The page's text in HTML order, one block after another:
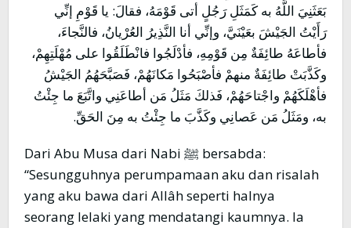
بَعَثَنِيَ اللَّهُ به كَمَثَلِ رَجُلٍ أتى قَوْمَهُ، فقالَ: يا قَوْمِ إنِّي
رَأَيْتُ الجَيْشَ بعَيْنَيَّ، وإنِّي أنا النَّذِيرُ العُرْيانُ، فالنَّجاءَ،
فأطاعَهُ طائِفَةٌ مِن قَوْمِهِ، فأدْلَجُوا فانْطَلَقُوا على مُهْلَتِهِمْ،
وكَذَّبَتْ طائِفَةٌ منهمْ فأصْبَحُوا مَكانَهُمْ، فَصَبَّحَهُمُ الجَيْشُ
فأهْلَكَهُمْ واجْتاحَهُمْ، فَذلكَ مَثَلُ مَن أطاعَنِي واتَّبَعَ ما جِئْتُ
به، ومَثَلُ مَن عَصانِي وكَذَّبَ ما جِئْتُ به مِنَ الحَقِّ.
Dari Abu Musa dari Nabi ﷺ bersabda:
“Sesungguhnya perumpamaan aku dan risalah
yang aku bawa dari Allâh seperti halnya
seorang lelaki yang mendatangi kaumnya. Ia